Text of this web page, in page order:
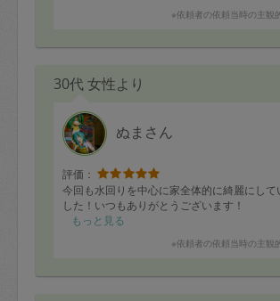
※依頼者の依頼当時の主観
30代 女性より
ぬまさん
評価：
今回も水回りを中心に家全体的に綺麗にして
した！いつもありがとうございます！
もっと見る
※依頼者の依頼当時の主観